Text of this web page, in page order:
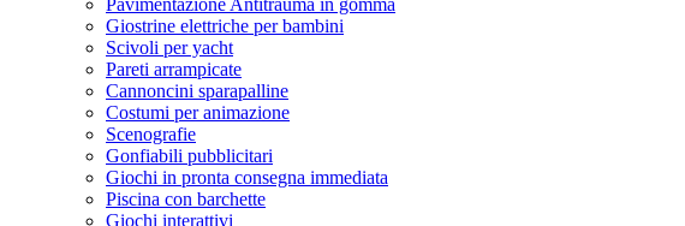
Pavimentazione Antitrauma in gomma
Giostrine elettriche per bambini
Scivoli per yacht
Pareti arrampicate
Cannoncini sparapalline
Costumi per animazione
Scenografie
Gonfiabili pubblicitari
Giochi in pronta consegna immediata
Piscina con barchette
Giochi interattivi